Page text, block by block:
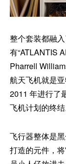
整个套装都融
有“ATLANTIS
Pharrell
航天飞机就是
2011 年进行了
飞机计划的终结
飞行器整体是
打造的元件，